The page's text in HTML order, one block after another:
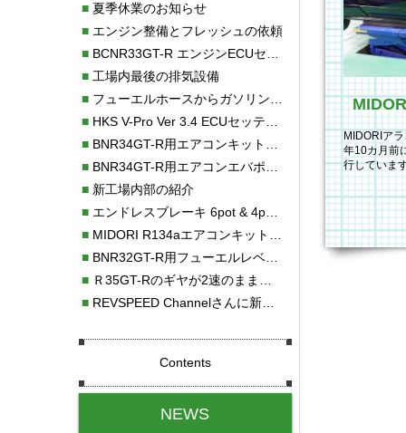
MIDORIア
年10カ月前
行していま
した。 新
■夏季休業のお知らせ
■エンジン整備とフレッシュの依頼
■BCNR33GT-R エンジンECUセッティング調整
■工場内最後の排気設備
■フューエルホースからガソリン漏れ
■HKS V-Pro Ver 3.4 ECUセッティング
■BNR34GT-R用エアコンキット新発売！！
■BNR34GT-R用エアコンエバポレーターを新発売！！
■新工場内部の紹介
■エンドレスブレーキ 6pot & 4potオーバーホール
■MIDORI R134aエアコンキットタイプⅡ取り付け
■BNR32GT-R用フューエルレベルセンサー新発売！！
■Ｒ35GT-Rのギヤが2速のまま変速しない！！
■REVSPEED Channelさんに新社屋を紹介していただきました!!
Contents
NEWS